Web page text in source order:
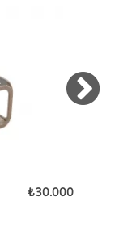
₺30.000